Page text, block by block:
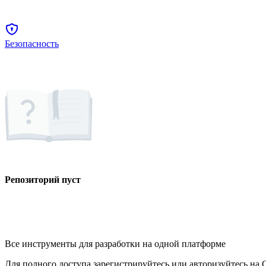
Безопасность
Репозиторий пуст
Все инструменты для разработки на одной платформе
Для полного доступа зарегистрируйтесь или авторизуйтесь на